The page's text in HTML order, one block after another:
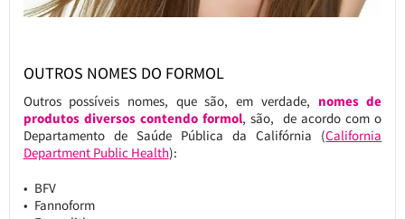
OUTROS NOMES DO FORMOL
Outros possíveis nomes, que são, em verdade, nomes de
produtos diversos contendo formol, são, de acordo com o
Departamento de Saúde Pública da Califórnia (California
Department Public Health):
BFV
Fannoform